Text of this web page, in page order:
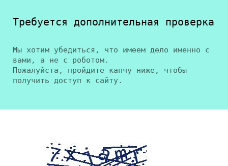
Требуется дополнительная проверка
Мы хотим убедиться, что имеем дело именно с
вами, а не с роботом.
Пожалуйста, пройдите капчу ниже, чтобы
получить доступ к сайту.